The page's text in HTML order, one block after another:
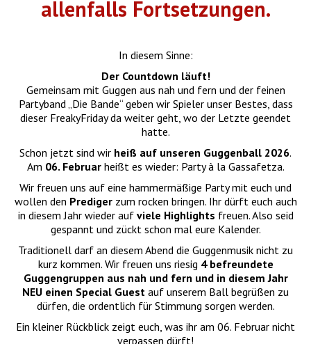
allenfalls Fortsetzungen.
In diesem Sinne:
Der Countdown läuft!
Gemeinsam mit Guggen aus nah und fern und der feinen
Partyband „Die Bande“ geben wir Spieler unser Bestes, dass
dieser FreakyFriday da weiter geht, wo der Letzte geendet
hatte.
Schon jetzt sind wir heiß auf unseren Guggenball 2026.
Am 06. Februarheißt es wieder: Party à la Gassafetza.
Wir freuen uns auf eine hammermäßige Party mit euch und
wollen den Prediger zum rocken bringen. Ihr dürft euch auch
in diesem Jahr wieder auf viele Highlights freuen. Also seid
gespannt und zückt schon mal eure Kalender.
Traditionell darf an diesem Abend die Guggenmusik nicht zu
kurz kommen. Wir freuen uns riesig 4 befreundete
Guggengruppen aus nah und fern und in diesem Jahr
NEU einen Special Guest auf unserem Ball begrüßen zu
dürfen, die ordentlich für Stimmung sorgen werden.
Ein kleiner Rückblick zeigt euch, was ihr am 06. Februar nicht
verpassen dürft!